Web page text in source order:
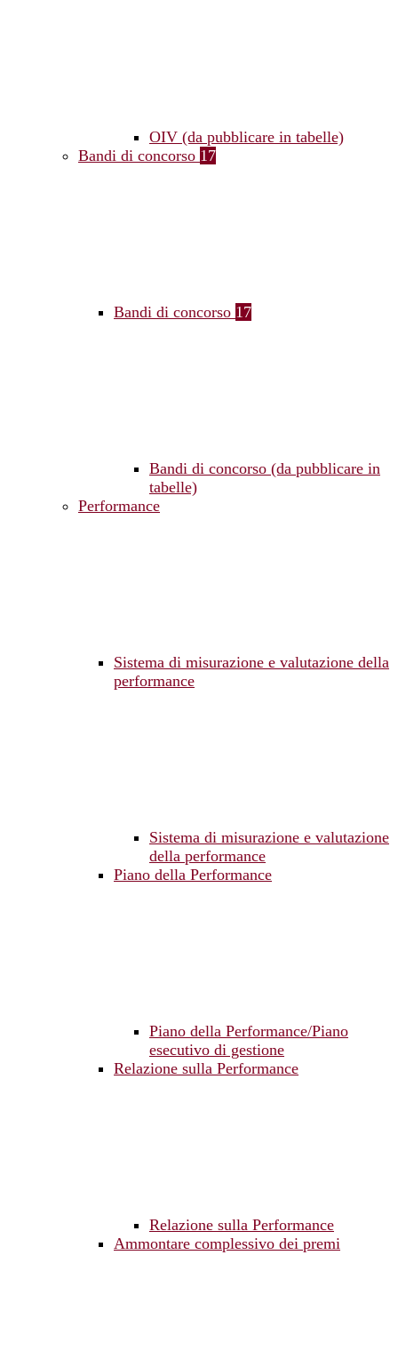
OIV (da pubblicare in tabelle)
Bandi di concorso 17
Bandi di concorso 17
Bandi di concorso (da pubblicare in
tabelle)
Performance
Sistema di misurazione e valutazione della
performance
Sistema di misurazione e valutazione
della performance
Piano della Performance
Piano della Performance/Piano
esecutivo di gestione
Relazione sulla Performance
Relazione sulla Performance
Ammontare complessivo dei premi